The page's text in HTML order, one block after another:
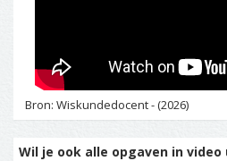
Bron: Wiskundedocent - (2026)
Wil je ook alle opgaven in